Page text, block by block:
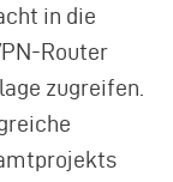
in die
Router
zugreifen.